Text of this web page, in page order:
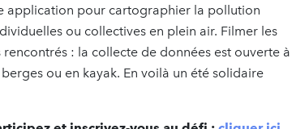
application pour cartographier la pollution
ou collectives en plein air. Filmer les
: la collecte de données est ouverte à
ou en kayak. En voilà un été solidaire